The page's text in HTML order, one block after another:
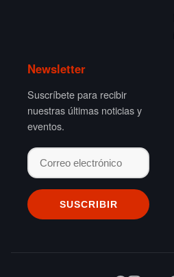
Newsletter
Suscríbete para recibir
nuestras últimas noticias y
eventos.